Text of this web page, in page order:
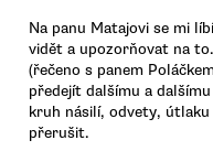
Na panu Matajovi se mi
vidět a upozorňovat na
(řečeno s panem
předejít dalšímu a
kruh násilí, odvety,
přerušit.